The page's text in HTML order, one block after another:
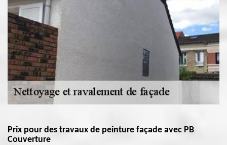
Prix pour des travaux de peinture façade avec PB
Couverture